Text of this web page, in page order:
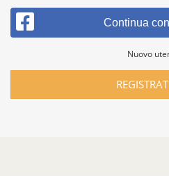
Continua
Nuovo